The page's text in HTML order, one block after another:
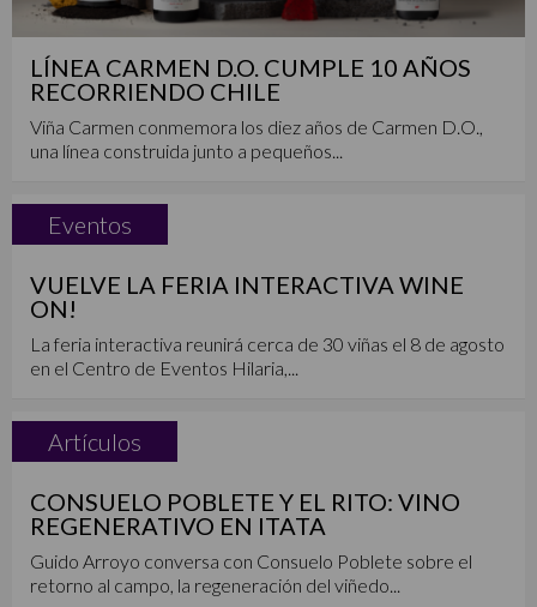
LÍNEA CARMEN D.O. CUMPLE 10 AÑOS
RECORRIENDO CHILE
Viña Carmen conmemora los diez años de Carmen D.O.,
una línea construida junto a pequeños...
Eventos
VUELVE LA FERIA INTERACTIVA WINE
ON!
La feria interactiva reunirá cerca de 30 viñas el 8 de agosto
en el Centro de Eventos Hilaria,...
Artículos
CONSUELO POBLETE Y EL RITO: VINO
REGENERATIVO EN ITATA
Guido Arroyo conversa con Consuelo Poblete sobre el
retorno al campo, la regeneración del viñedo...